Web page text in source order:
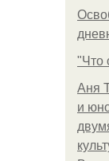
"Что
Аня
и